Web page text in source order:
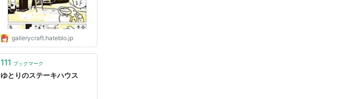
gallerycraft.hateblo.jp
111 ブックマーク
ゆとりのステーキハウス